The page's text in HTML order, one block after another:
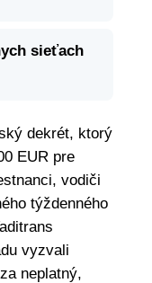
sieťach
dekrét, ktorý
EUR pre
vodiči
týždenného
vyzvali
neplatný,